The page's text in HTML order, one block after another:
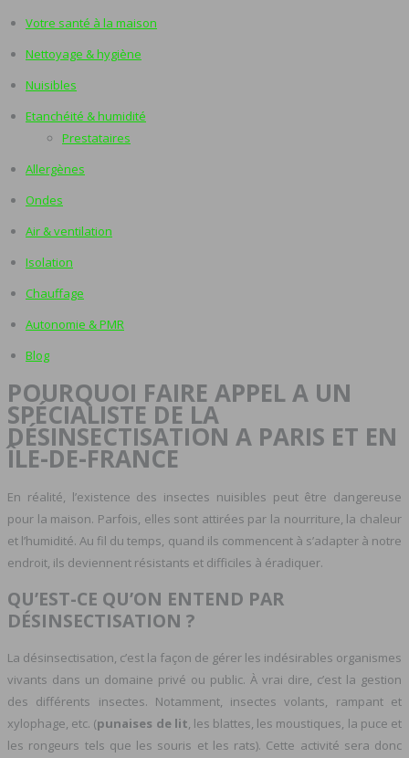
Votre santé à la maison
Nettoyage & hygiène
Nuisibles
Etanchéité & humidité
Prestataires
Allergènes
Ondes
Air & ventilation
Isolation
Chauffage
Autonomie & PMR
Blog
POURQUOI FAIRE APPEL A UN
SPÉCIALISTE DE LA
DÉSINSECTISATION A PARIS ET EN
ÎLE-DE-FRANCE
En réalité, l’existence des insectes nuisibles peut être dangereuse
pour la maison. Parfois, elles sont attirées par la nourriture, la chaleur
et l’humidité. Au fil du temps, quand ils commencent à s’adapter à notre
endroit, ils deviennent résistants et difficiles à éradiquer.
QU’EST-CE QU’ON ENTEND PAR
DÉSINSECTISATION ?
La désinsectisation, c’est la façon de gérer les indésirables organismes
vivants dans un domaine privé ou public. À vrai dire, c’est la gestion
des différents insectes. Notamment, insectes volants, rampant et
xylophage, etc. (punaises de lit, les blattes, les moustiques, la puce et
les rongeurs tels que les souris et les rats). Cette activité sera donc